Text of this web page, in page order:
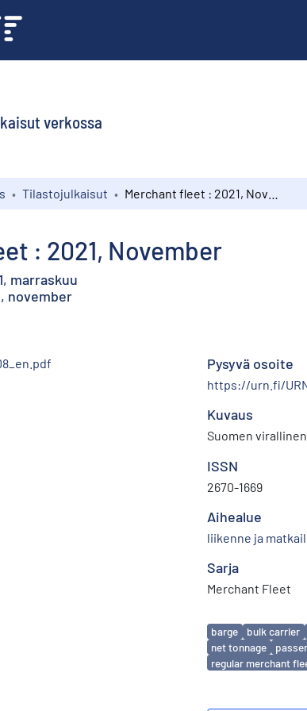
verkossa
Tilastojulkaisut
: 2021, November
marraskuu
november
Pysyvä osoite
https://urn.fi/
Kuvaus
Suomen
ISSN
2670-1669
Aihealue
liikenne ja
Sarja
Merchant Fleet
Avainsanat
barge bulk carrier
net tonnage
regular merchant